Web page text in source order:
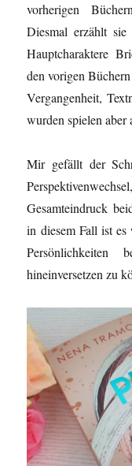
vorherigen
Diesmal erzählt
Hauptcharaktere
den vorigen
Vergangenheit,
wurden spielen aber
Mir gefällt der
Gesamteindruck
in diesem Fall ist
hineinversetzen zu